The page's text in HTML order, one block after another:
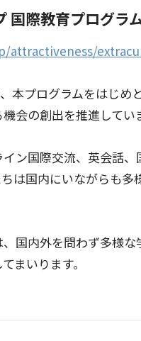
国際教育プログラ
attractiveness/
本プログラムをはじめ
会の創出を推進してい
ン国際交流、英会話
ちは国内にいながらも
国内外を問わず多様
まいります。